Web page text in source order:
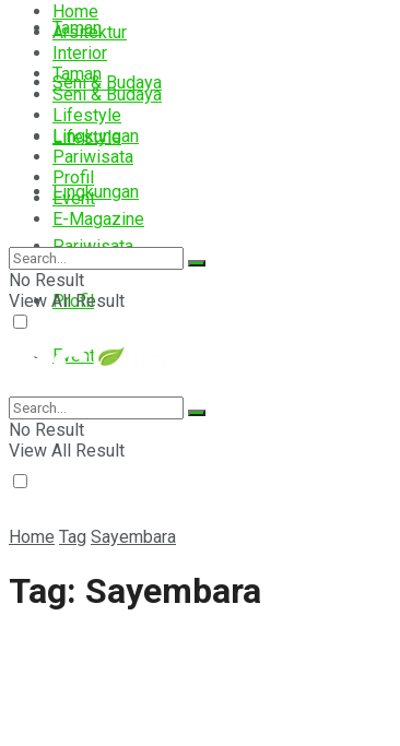
Taman
Seni & Budaya
Lifestyle
Lingkungan
Pariwisata
Profil
Event
E-Magazine
Home
Arsitektur
Interior
Taman
Seni & Budaya
Lifestyle
Lingkungan
Pariwisata
Profil
Event
E-Magazine
No Result
View All Result
No Result
View All Result
Home Tag Sayembara
Tag: Sayembara